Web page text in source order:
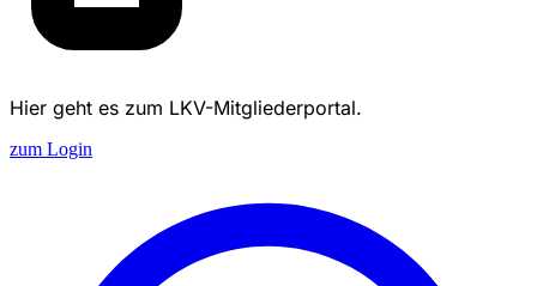
Hier geht es zum LKV-Mitgliederportal.
zum Login